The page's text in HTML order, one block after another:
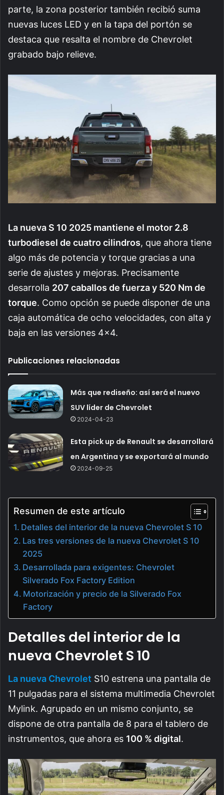
parte, la zona posterior también recibió suma
nuevas luces LED y en la tapa del portón se
destaca que resalta el nombre de Chevrolet
grabado bajo relieve.
La nueva S 10 2025 mantiene el motor 2.8
turbodiesel de cuatro cilindros, que ahora tiene
algo más de potencia y torque gracias a una
serie de ajustes y mejoras. Precisamente
desarrolla 207 caballos de fuerza y 520 Nm de
torque. Como opción se puede disponer de una
caja automática de ocho velocidades, con alta y
baja en las versiones 4×4.
Publicaciones relacionadas
Más que rediseño: así será el nuevo
SUV líder de Chevrolet
2024-04-23
Esta pick up de Renault se desarrollará
en Argentina y se exportará al mundo
2024-09-25
Resumen de este artículo
Detalles del interior de la nueva Chevrolet S 10
Las tres versiones de la nueva Chevrolet S 10
2025
Desarrollada para exigentes: Chevrolet
Silverado Fox Factory Edition
Motorización y precio de la Silverado Fox
Factory
Detalles del interior de la
nueva Chevrolet S 10
La nueva Chevrolet S10 estrena una pantalla de
11 pulgadas para el sistema multimedia Chevrolet
Mylink. Agrupado en un mismo conjunto, se
dispone de otra pantalla de 8 para el tablero de
instrumentos, que ahora es 100 % digital.